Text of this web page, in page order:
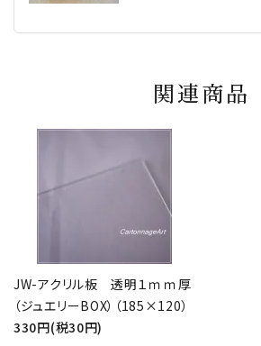
関連商品
JW-アクリル板 透明１ｍｍ厚
（ジュエリーBOX）（185×120）
330円(税30円)